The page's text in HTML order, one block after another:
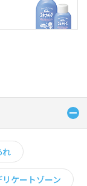
れ
リケートゾーン